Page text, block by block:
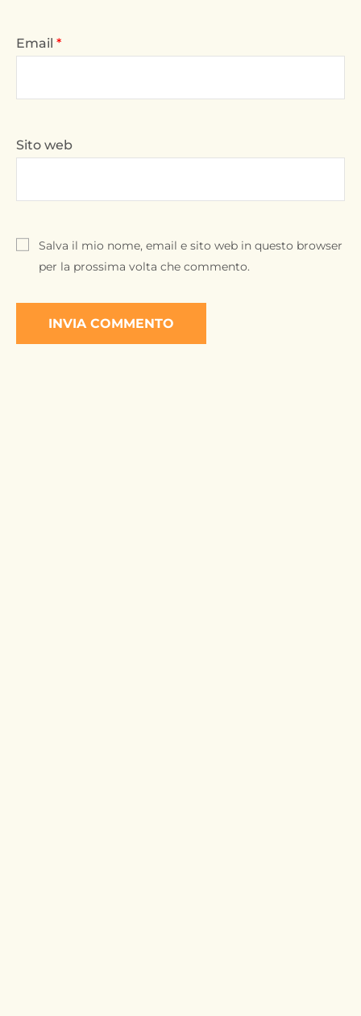
Email *
Sito web
Salva il mio nome, email e sito web in questo browser
per la prossima volta che commento.